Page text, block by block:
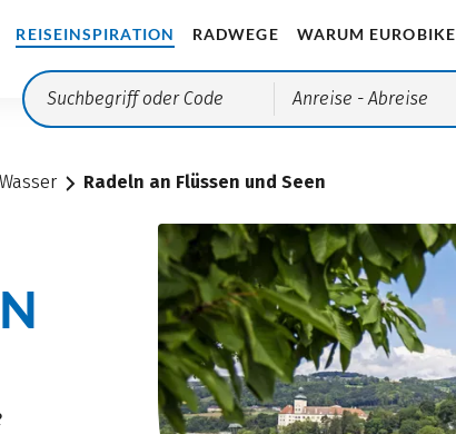
REISEINSPIRATION RADWEGE WARUM EUROBIKE
Anreise - Abreise
Radeln an Flüssen und Seen